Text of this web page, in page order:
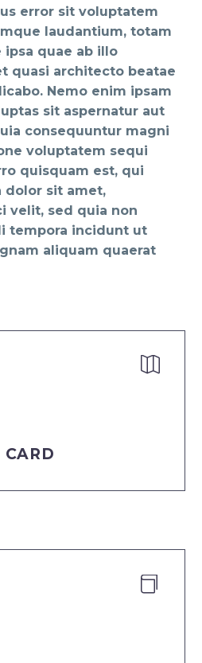
error sit voluptatem
laudantium, totam
ipsa quae ab illo
quasi architecto beatae
Nemo enim ipsam
sit aspernatur aut
consequuntur magni
voluptatem sequi
quisquam est, qui
dolor sit amet,
velit, sed quia non
tempora incidunt ut
aliquam quaerat



